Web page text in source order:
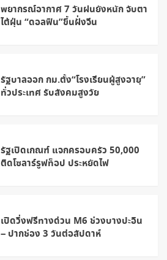
พยากรณ์อากาศ 7 วันฝนยังหนัก จับตา
ไต้ฝุ่น “ดอลฟิน”ขึ้นฝั่งจีน
รัฐบาลออก กม.ตั้ง“โรงเรียนผู้สูงอายุ”
ทั่วประเทศ รับสังคมสูงวัย
รัฐเปิดเกณฑ์ แจกครอบครัว 50,000
ติดโซลาร์รูฟท็อป ประหยัดไฟ
เปิดวิ่งฟรีทางด่วน M6 ช่วงบางปะอิน
– ปากช่อง 3 วันต่อสัปดาห์